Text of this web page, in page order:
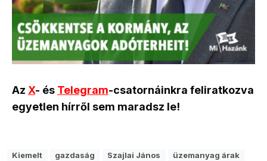
Az X- és Telegram-csatornáinkra feliratkozva
egyetlen hírről sem maradsz le!
Kiemelt gazdaság Szajlai János üzemanyag árak